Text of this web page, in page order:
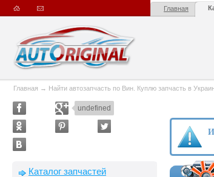
Главная
Главная → Найти автозапчасть по Вин. Куплю запчасть в
undefined
Каталог запчастей